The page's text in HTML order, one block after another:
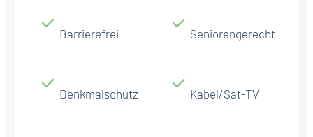
Barrierefrei Seniorengerecht
Denkmalschutz Kabel/Sat-TV